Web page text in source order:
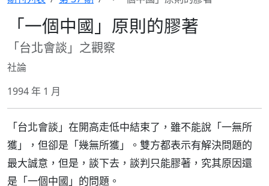
「一個中國」原則的膠著
「台北會談」之觀察
社論
1994 年 1 月
「台北會談」在開高走低中結束了，雖不能說「一無所
獲」，但卻是「幾無所獲」。雙方都表示有解決問題的
最大誠意，但是，談下去，談判只能膠著，究其原因還
是「一個中國」的問題。